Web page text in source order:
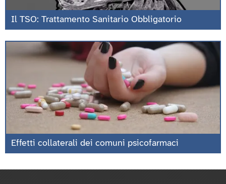
Il TSO: Trattamento Sanitario Obbligatorio
Effetti collaterali dei comuni psicofarmaci